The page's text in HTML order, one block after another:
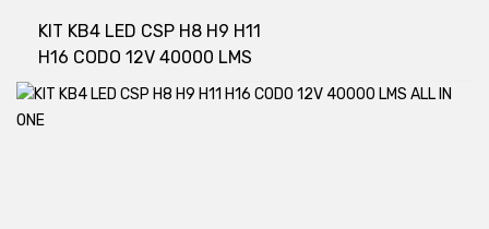
KIT KB4 LED CSP H8 H9 H11
H16 CODO 12V 40000 LMS
ALL IN ONE